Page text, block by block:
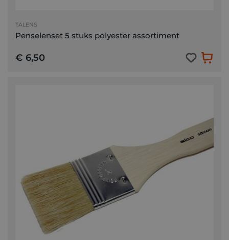
TALENS
Penselenset 5 stuks polyester assortiment
€ 6,50